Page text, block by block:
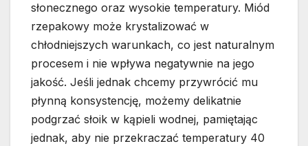
słonecznego oraz wysokie temperatury. Miód
rzepakowy może krystalizować w
chłodniejszych warunkach, co jest naturalnym
procesem i nie wpływa negatywnie na jego
jakość. Jeśli jednak chcemy przywrócić mu
płynną konsystencję, możemy delikatnie
podgrzać słoik w kąpieli wodnej, pamiętając
jednak, aby nie przekraczać temperatury 40